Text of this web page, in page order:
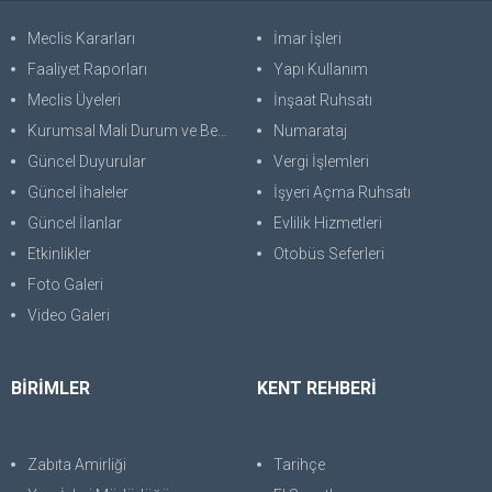
Meclis Kararları
Faaliyet Raporları
Meclis Üyeleri
Kurumsal Mali Durum ve Beklentiler Raporu
Güncel Duyurular
Güncel İhaleler
Güncel İlanlar
Etkinlikler
Foto Galeri
Video Galeri
İmar İşleri
Yapı Kullanım
İnşaat Ruhsatı
Numarataj
Vergi İşlemleri
İşyeri Açma Ruhsatı
Evlilik Hizmetleri
Otobüs Seferleri
BİRİMLER
Zabıta Amirliği
KENT REHBERİ
Tarihçe